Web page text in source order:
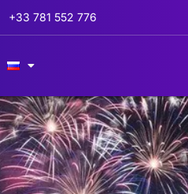
+33 781 552 776